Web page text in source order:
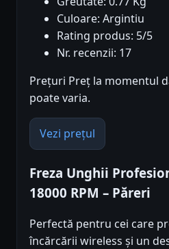
Culoare: Argintiu
Rating produs: 5/5
Nr. recenzii: 17
Prețuri Preț la momentul
poate varia.
Vezi prețul
Freza Unghii
18000 RPM – Păreri
Perfectă pentru cei care
încărcării wireless și un